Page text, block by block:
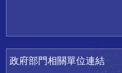
政府部門相關單位連結